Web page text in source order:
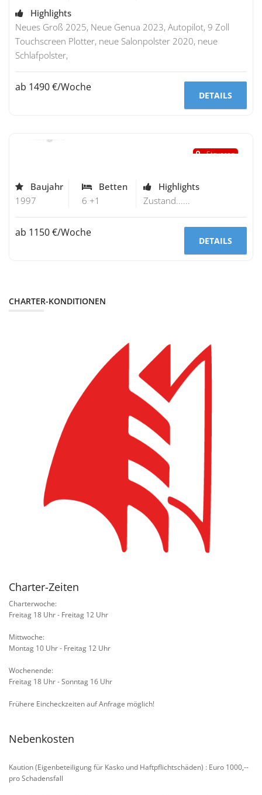
Highlights
Neues Groß 2025, Neue Genua 2023, Autopilot, 9 Zoll
Touchscreen Plotter, neue Salonpolster 2020, neue
Schlafpolster,
DETAILS
ab 1490 €/Woche
Stavoren
Baujahr
1997
Betten
6 +1
Highlights
Zustand......
DETAILS
ab 1150 €/Woche
CHARTER-KONDITIONEN
Charter-Zeiten
Charterwoche:
Freitag 18 Uhr - Freitag 12 Uhr
Mittwoche:
Montag 10 Uhr - Freitag 12 Uhr
Wochenende:
Freitag 18 Uhr - Sonntag 16 Uhr
Frühere Eincheckzeiten auf Anfrage möglich!
Nebenkosten
Kaution (Eigenbeteiligung für Kasko und Haftpflichtschäden) : Euro 1000,--
pro Schadensfall